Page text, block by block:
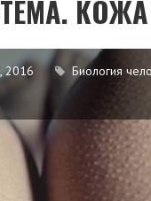
КОЖА
2016
Биология